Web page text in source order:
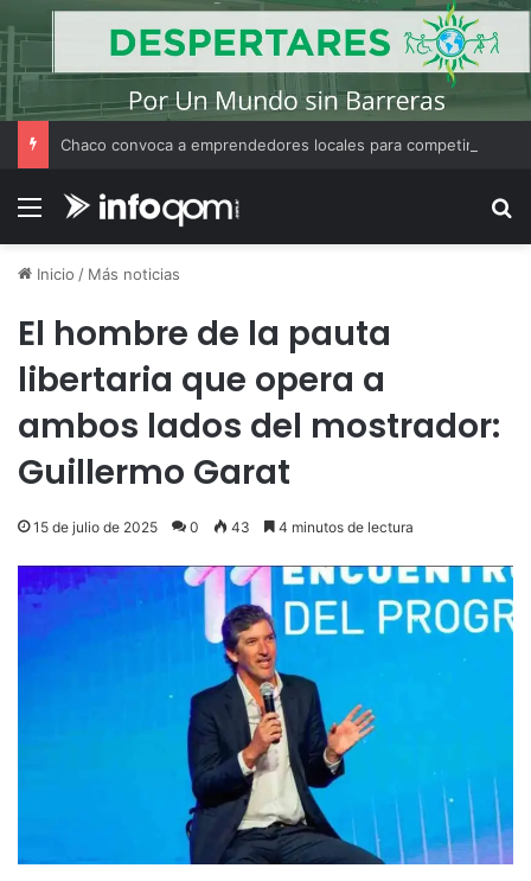
Menú
Inicio / Más noticias
El hombre de la pauta
libertaria que opera a
ambos lados del mostrador:
Guillermo Garat
15 de julio de 2025 0 43 4 minutos de lectura